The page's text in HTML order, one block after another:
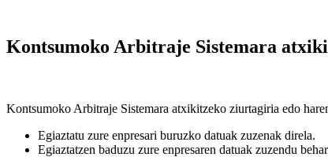
Kontsumoko Arbitraje Sistemara
Kontsumoko Arbitraje Sistemara atxikitzeko ziurtagiria edo
Egiaztatu zure enpresari buruzko datuak zuzenak direla.
Egiaztatzen baduzu zure enpresaren datuak zuzendu